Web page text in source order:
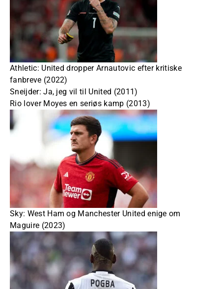
Athletic: United dropper Arnautovic efter kritiske
fanbreve (2022)
Sneijder: Ja, jeg vil til United (2011)
Rio lover Moyes en seriøs kamp (2013)
Sky: West Ham og Manchester United enige om
Maguire (2023)